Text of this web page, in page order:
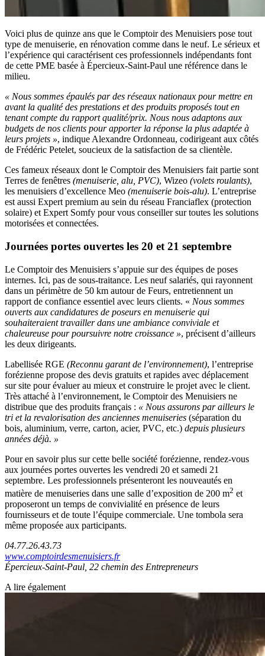
Voici plus de quinze ans que le Comptoir des Menuisiers pose tout
type de menuiserie, en rénovation comme dans le neuf. Le sérieux et
l’expérience qui caractérisent ces professionnels indépendants font
de cette PME basée à Épercieux-Saint-Paul une référence dans le
milieu.
« Nous sommes épaulés par des réseaux nationaux pour mettre en
avant la qualité des prestations et des produits proposés tout en
tenant compte du rapport qualité/prix. Nous nous adaptons aux
budgets de nos clients pour apporter la réponse la plus adaptée à
leurs projets », indique Alexandre Ordonneau, codirigeant aux côtés
de Frédéric Petelet, soucieux de la satisfaction de sa clientèle.
Ces fameux réseaux dont le Comptoir des Menuisiers fait partie sont
Terres de fenêtres (menuiserie, alu, PVC), Wizeo (volets roulants),
les menuisiers d’excellence Meo (menuiserie bois-alu). L’entreprise
est aussi Expert premium au sein du réseau Franciaflex (protection
solaire) et Expert Somfy pour vous conseiller sur toutes les solutions
motorisées et connectées.
Journées portes ouvertes les 20 et 21 septembre
Le Comptoir des Menuisiers s’appuie sur des équipes de poses
internes. Ici, pas de sous-traitance. Les neuf salariés, qui rayonnent
dans un périmètre de 50 km autour de Feurs, entretiennent un
rapport de confiance essentiel avec leurs clients. « Nous sommes
ouverts aux candidatures de poseurs en menuiserie qui
souhaiteraient travailler dans une ambiance conviviale et
chaleureuse pour poursuivre notre croissance », précisent d’ailleurs
les deux dirigeants.
Labellisée RGE (Reconnu garant de l’environnement), l’entreprise
forézienne propose des devis gratuits et rapides avec déplacement
sur site pour évaluer au mieux et construire le projet avec le client.
Très attaché à l’environnement, le Comptoir des Menuisiers ne
distribue que des produits français : « Nous assurons par ailleurs le
tri et la revalorisation des anciennes menuiseries (séparation du
bois, aluminium, verre, carton, acier, PVC, etc.) depuis plusieurs
années déjà. »
Pour en savoir plus sur cette belle société forézienne, rendez-vous
aux journées portes ouvertes les vendredi 20 et samedi 21
septembre. Les professionnels présenteront les nouveautés en
matière de menuiseries dans une salle d’exposition de 200 m2 et
proposeront un temps de convivialité en présence de leurs
fournisseurs et de toute l’équipe commerciale. Une tombola sera
même proposée aux participants.
04.77.26.43.73
www.comptoirdesmenuisiers.fr
Épercieux-Saint-Paul, 22 chemin des Entrepreneurs
A lire également